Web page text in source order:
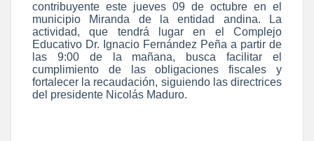
contribuyente este jueves 09 de octubre en el
municipio Miranda de la entidad andina. La
actividad, que tendrá lugar en el Complejo
Educativo Dr. Ignacio Fernández Peña a partir de
las 9:00 de la mañana, busca facilitar el
cumplimiento de las obligaciones fiscales y
fortalecer la recaudación, siguiendo las directrices
del presidente Nicolás Maduro.